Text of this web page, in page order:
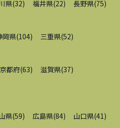
県(32) 福井県(22) 長野県(75)
岡県(104) 三重県(52)
京都府(63) 滋賀県(37)
県(59) 広島県(84) 山口県(41)